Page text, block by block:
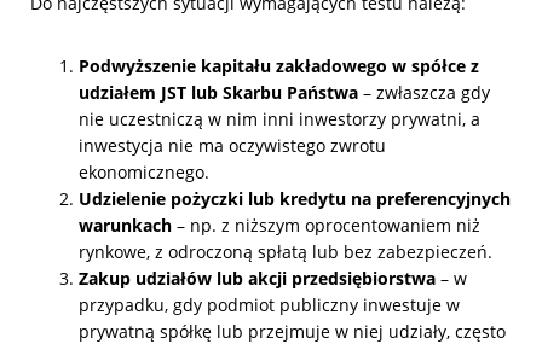
Podwyższenie kapitału zakładowego w spółce z
udziałem JST lub Skarbu Państwa – zwłaszcza gdy
nie uczestniczą w nim inni inwestorzy prywatni, a
inwestycja nie ma oczywistego zwrotu
ekonomicznego.
Udzielenie pożyczki lub kredytu na preferencyjnych
warunkach – np. z niższym oprocentowaniem niż
rynkowe, z odroczoną spłatą lub bez zabezpieczeń.
Zakup udziałów lub akcji przedsiębiorstwa – w
przypadku, gdy podmiot publiczny inwestuje w
prywatną spółkę lub przejmuje w niej udziały, często